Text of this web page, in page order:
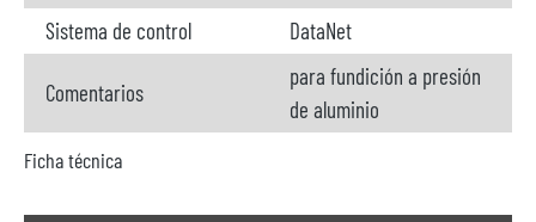
Sistema de control
DataNet
Comentarios
para fundición a presión
de aluminio
Ficha técnica